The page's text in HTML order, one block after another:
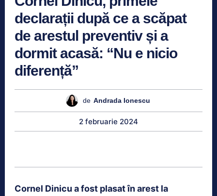
declarații după ce a scăpat
de arestul preventiv și a
dormit acasă: “Nu e nicio
diferență”
de Andrada Ionescu
2 februarie 2024
Cornel Dinicu a fost plasat în arest la